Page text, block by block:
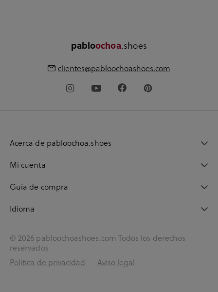
pabloochoa.shoes
clientes@pabloochoashoes.com
Acerca de pabloochoa.shoes
Mi cuenta
Guía de compra
Idioma
© 2026 pabloochoashoes.com Todos los derechos
reservados
Política de privacidad
Aviso legal